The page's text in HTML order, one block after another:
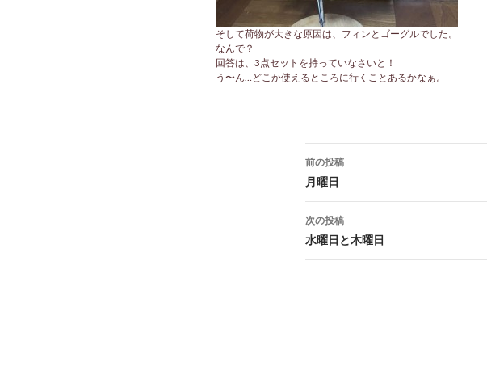
そして荷物が大きな原因は、フィンとゴーグルでした。
なんで？
回答は、3点セットを持っていなさいと！
う〜ん…どこか使えるところに行くことあるかなぁ。
投稿ナビゲーション
前の投稿
月曜日
次の投稿
水曜日と木曜日